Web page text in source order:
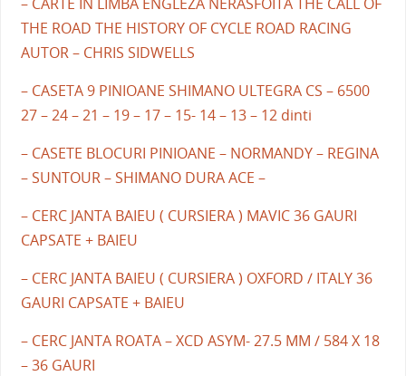
THE ROAD THE HISTORY OF CYCLE ROAD RACING
AUTOR – CHRIS SIDWELLS
– CASETA 9 PINIOANE SHIMANO ULTEGRA CS – 6500
27 – 24 – 21 – 19 – 17 – 15- 14 – 13 – 12 dinti
– CASETE BLOCURI PINIOANE – NORMANDY – REGINA
– SUNTOUR – SHIMANO DURA ACE –
– CERC JANTA BAIEU ( CURSIERA ) MAVIC 36 GAURI
CAPSATE + BAIEU
– CERC JANTA BAIEU ( CURSIERA ) OXFORD / ITALY 36
GAURI CAPSATE + BAIEU
– CERC JANTA ROATA – XCD ASYM- 27.5 MM / 584 X 18
– 36 GAURI